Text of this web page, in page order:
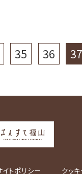
35 36 37
イトポリシー クッ